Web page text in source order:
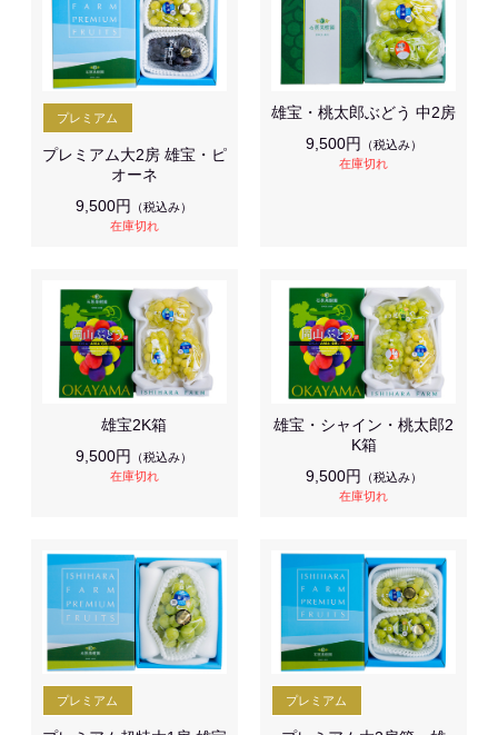
プレミアム大2房 雄宝・ピ
オーネ
9,500円
（税込み）
在庫切れ
雄宝・桃太郎ぶどう 中2房
9,500円
（税込み）
在庫切れ
雄宝2K箱
9,500円
（税込み）
在庫切れ
雄宝・シャイン・桃太郎2
K箱
9,500円
（税込み）
在庫切れ